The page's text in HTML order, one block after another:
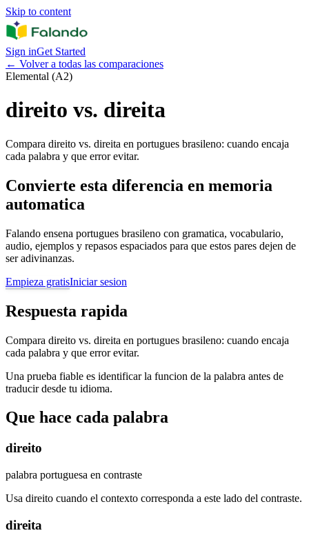
Skip to content
Sign inGet Started
← Volver a todas las comparaciones
Elemental (A2)
direito vs. direita
Compara direito vs. direita en portugues brasileno: cuando encaja
cada palabra y que error evitar.
Convierte esta diferencia en memoria
automatica
Falando ensena portugues brasileno con gramatica, vocabulario,
audio, ejemplos y repasos espaciados para que estos pares dejen de
ser adivinanzas.
Empieza gratisIniciar sesion
Respuesta rapida
Compara direito vs. direita en portugues brasileno: cuando encaja
cada palabra y que error evitar.
Una prueba fiable es identificar la funcion de la palabra antes de
traducir desde tu idioma.
Que hace cada palabra
direito
palabra portuguesa en contraste
Usa direito cuando el contexto corresponda a este lado del contraste.
direita